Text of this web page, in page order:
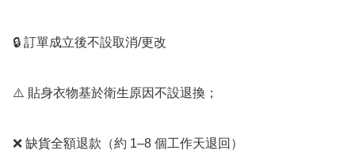
🔒 訂單成立後不設取消/更改
⚠️ 貼身衣物基於衛生原因不設退換；
❌ 缺貨全額退款（約 1–8 個工作天退回）